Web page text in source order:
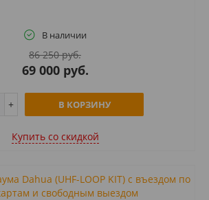
В наличии
86 250 руб.
69 000 руб.
В КОРЗИНУ
Купить cо скидкой
Dahua (UHF-LOOP KIT) с въездом по
и свободным выездом